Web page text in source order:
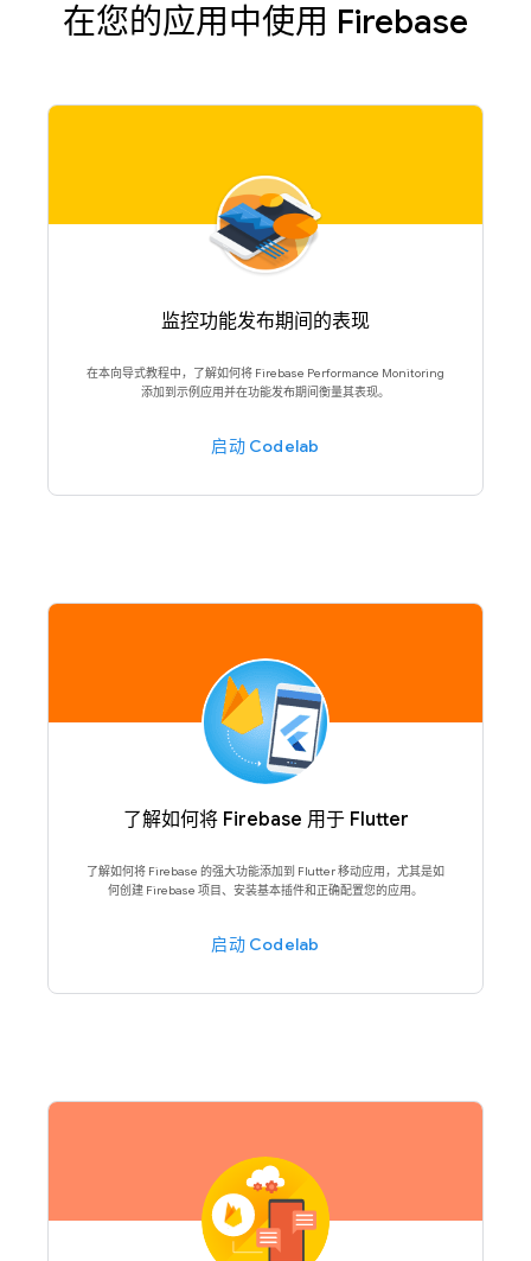
在您的应用中使用 Firebase
监控功能发布期间的表现
在本向导式教程中，了解如何将 Firebase Performance Monitoring
添加到示例应用并在功能发布期间衡量其表现。
启动 Codelab
了解如何将 Firebase 用于 Flutter
了解如何将 Firebase 的强大功能添加到 Flutter 移动应用，尤其是如
何创建 Firebase 项目、安装基本插件和正确配置您的应用。
启动 Codelab